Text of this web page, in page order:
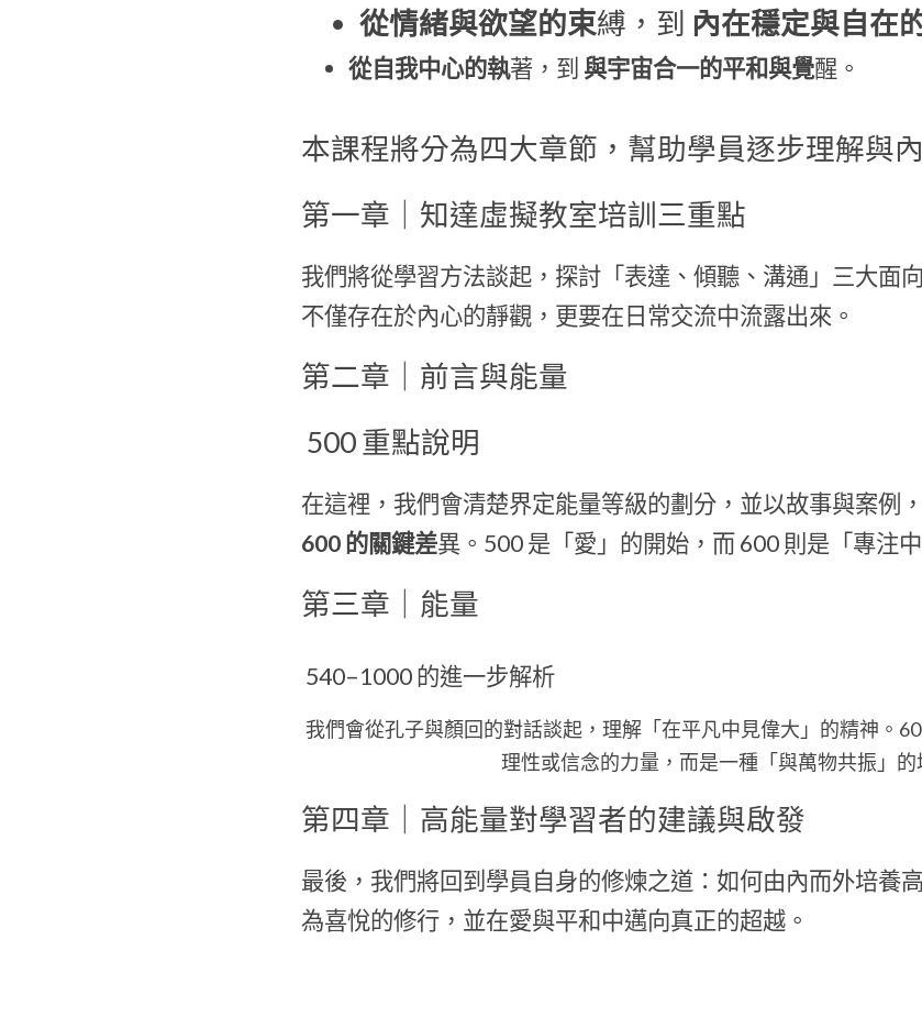
從情緒與欲望的束縛，到 內在穩定與自在
從自我中心的執著，到 與宇宙合一的平和與覺醒。
本課程將分為四大章節，幫助學員逐步理解與內
第一章｜知達虛擬教室培訓三重點
我們將從學習方法談起，探討「表達、傾聽、溝通」三大面
不僅存在於內心的靜觀，更要在日常交流中流露出來。
第二章｜前言與能量
500 重點說明
在這裡，我們會清楚界定能量等級的劃分，並以故事與案例
600 的關鍵差異。500 是「愛」的開始，而 600 則是「專注
第三章｜能量
540–1000 的進一步解析
我們會從孔子與顏回的對話談起，理解「在平凡中見偉大」的精神。
理性或信念的力量，而是一種「與萬物共振」的
第四章｜高能量對學習者的建議與啟發
最後，我們將回到學員自身的修煉之道：如何由內而外培養
為喜悅的修行，並在愛與平和中邁向真正的超越。